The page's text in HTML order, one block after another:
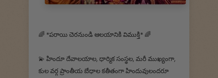
🌈 *పరాయి చెరనుండి ఆలయానికి విముక్తి* 🌈
💫 హిందూ దేవాలయాల, ధార్మిక సంస్థల, మరీ ముఖ్యంగా,
కుల వర్గ ప్రాంతీయ బేధాల కతీతంగా హిందువులందరూ